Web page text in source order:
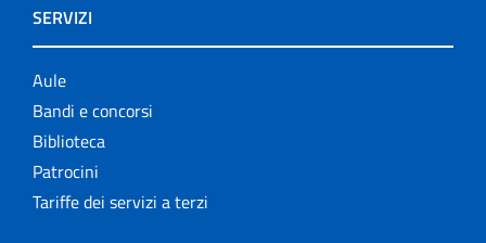
SERVIZI
Aule
Bandi e concorsi
Biblioteca
Patrocini
Tariffe dei servizi a terzi